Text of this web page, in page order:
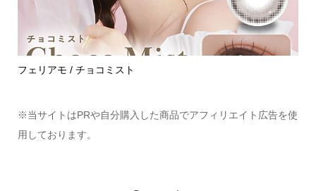
ハイディ / ニュートラルオーラ
※当サイトはPRや自分購入した商品でアフィリエイト広告を使
用しております。